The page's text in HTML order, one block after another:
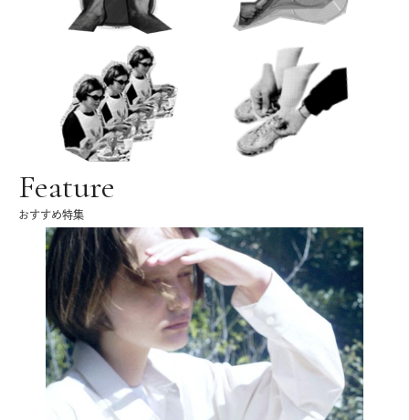
Feature
おすすめ特集